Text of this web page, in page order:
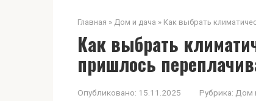
Главная » Дом и дача » Как выбрать
Как выбрать
пришлось
Опубликовано: 15.11.2025 Рубрика: Дом